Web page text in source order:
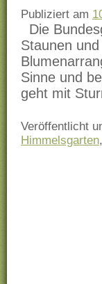
Publiziert am
Die
Staunen
Sinne und
geht mit
Veröffentlicht
Himmelsgarten,